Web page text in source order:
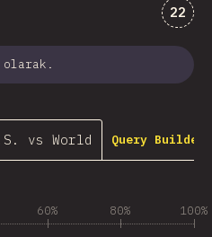
22
olarak.
vs World Query Builder…
60% 80% 100%